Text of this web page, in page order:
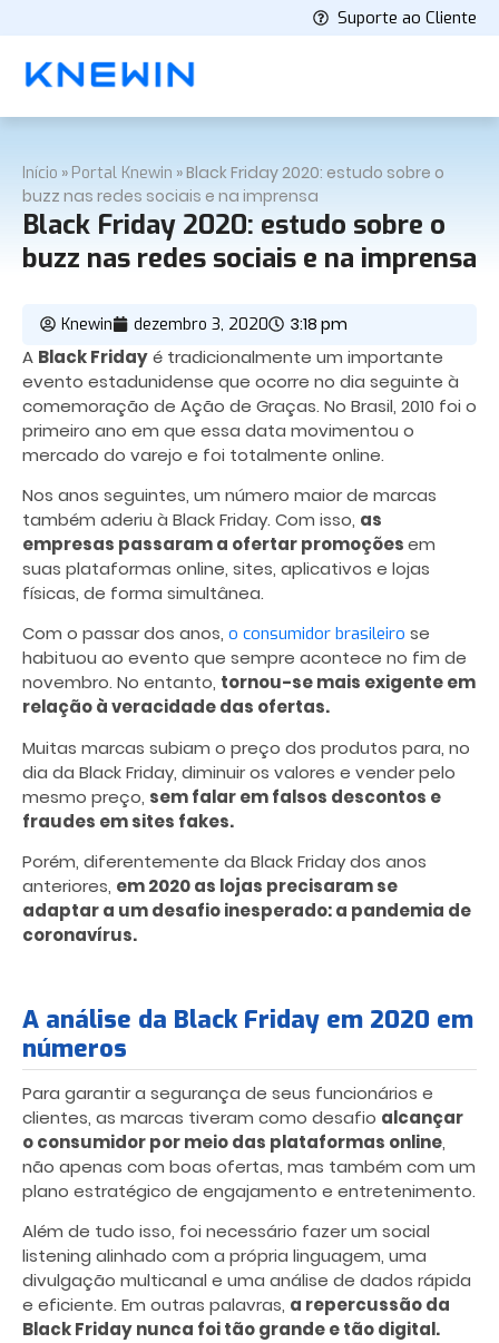
Suporte ao Cliente
Início » Portal Knewin »Black Friday 2020: estudo sobre o
buzz nas redes sociais e na imprensa
Black Friday 2020: estudo sobre o
buzz nas redes sociais e na imprensa
Knewin dezembro 3, 2020 3:18 pm
A Black Fridayé tradicionalmente um importante
evento estadunidense que ocorre no dia seguinte à
comemoração de Ação de Graças. No Brasil, 2010 foi o
primeiro ano em que essa data movimentou o
mercado do varejo e foi totalmente online.
Nos anos seguintes, um número maior de marcas
também aderiu à Black Friday. Com isso, as
empresas passaram a ofertar promoçõesem
suas plataformas online, sites, aplicativos e lojas
físicas, de forma simultânea.
Com o passar dos anos, o consumidor brasileiro se
habituou ao evento que sempre acontece no fim de
novembro. No entanto, tornou-se mais exigente em
relação à veracidade das ofertas.
Muitas marcas subiam o preço dos produtos para, no
dia da Black Friday, diminuir os valores e vender pelo
mesmo preço, sem falar em falsos descontos e
fraudes em sites fakes.
Porém, diferentemente da Black Friday dos anos
anteriores, em 2020 as lojas precisaram se
adaptar a um desafio inesperado: a pandemia de
coronavírus.
A análise da Black Friday em 2020 em
números
Para garantir a segurança de seus funcionários e
clientes, as marcas tiveram como desafio alcançar
o consumidor por meio das plataformas online,
não apenas com boas ofertas, mas também com um
plano estratégico de engajamento e entretenimento.
Além de tudo isso, foi necessário fazer um social
listening alinhado com a própria linguagem, uma
divulgação multicanal e uma análise de dados rápida
e eficiente. Em outras palavras, a repercussão da
Black Friday nunca foi tão grande e tão digital.